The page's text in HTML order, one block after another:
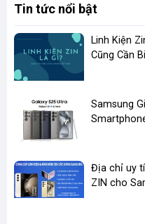
1 Viên Pin (mới 100%)
Website:https://
📞Hotline/Zalo:
Địa chỉ cửa hàng
Linhkienzin.vn – Pin Zin
Tin tức nổi bật
Linh Kiện
Cũng Cần
​Samsung
Địa chỉ uy
ZIN cho